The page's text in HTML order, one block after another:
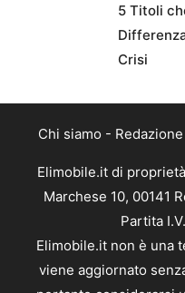
5 Titoli
Crisi
Chi siamo - Redazione
Elimobile.it di
Marchese 10, 00141
Partita
Elimobile.it non è una
viene aggiornato